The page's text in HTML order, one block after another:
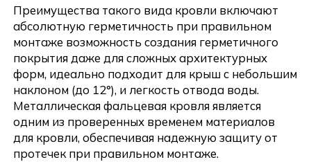
Преимущества такого вида кровли включают
абсолютную герметичность при правильном
монтаже возможность создания герметичного
покрытия даже для сложных архитектурных
форм, идеально подходит для крыш с небольшим
наклоном (до 12°), и легкость отвода воды.
Металлическая фальцевая кровля является
одним из проверенных временем материалов
для кровли, обеспечивая надежную защиту от
протечек при правильном монтаже.